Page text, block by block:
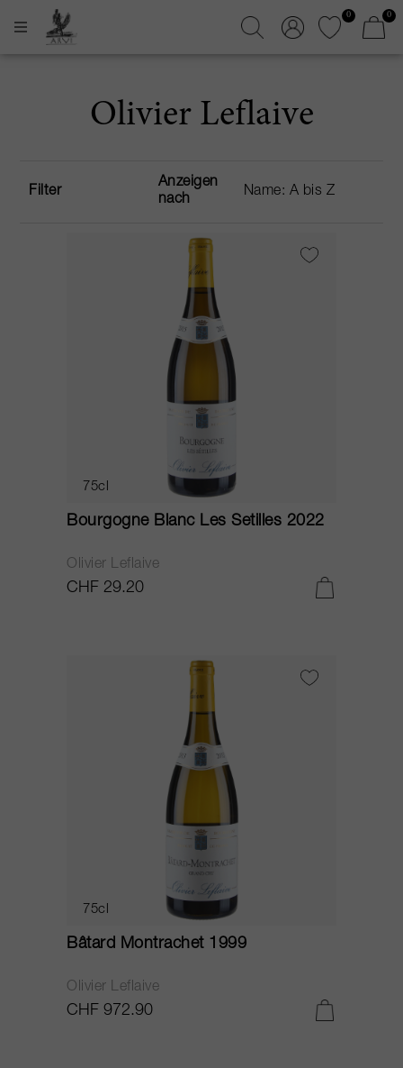
0 0
Olivier Leflaive
Filter
Anzeigen
nach
75cl
Bourgogne Blanc Les Setilles 2022
Olivier Leflaive
CHF 29.20
75cl
Bâtard Montrachet 1999
Olivier Leflaive
CHF 972.90